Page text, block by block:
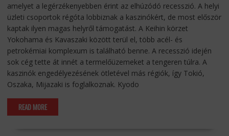
amelyet a legérzékenyebben érint az elhúzódó recesszió. A helyi
üzleti csoportok régóta lobbiznak a kaszinókért, de most először
kaptak ilyen magas helyről támogatást. A Keihin körzet
Yokohama és Kavaszaki között terül el, több acél- és
petrokémiai komplexum is található benne. A recesszió idején
sok cég tette át innét a termelőüzemeket a tengeren túlra. A
kaszinók engedélyezésének ötletével más régiók, így Tokió,
Oszaka, Mijazaki is foglalkoznak. Kyodo
READ MORE